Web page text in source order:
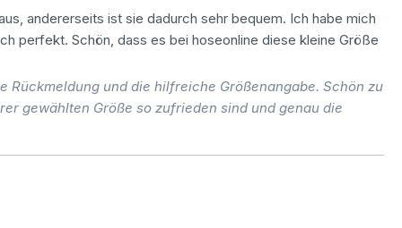
andererseits ist sie dadurch sehr bequem. Ich habe mich
perfekt. Schön, dass es bei hoseonline diese kleine Größe
Rückmeldung und die hilfreiche Größenangabe. Schön zu
gewählten Größe so zufrieden sind und genau die